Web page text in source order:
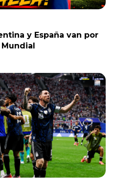
y España van por